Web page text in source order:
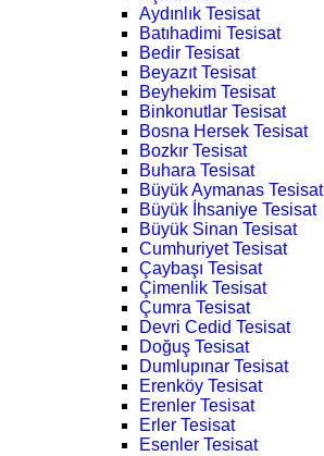
Aydınlık Tesisat
Batıhadimi Tesisat
Bedir Tesisat
Beyazıt Tesisat
Beyhekim Tesisat
Binkonutlar Tesisat
Bosna Hersek Tesisat
Bozkır Tesisat
Buhara Tesisat
Büyük Aymanas Tesisat
Büyük İhsaniye Tesisat
Büyük Sinan Tesisat
Cumhuriyet Tesisat
Çaybaşı Tesisat
Çimenlik Tesisat
Çumra Tesisat
Devri Cedid Tesisat
Doğuş Tesisat
Dumlupınar Tesisat
Erenköy Tesisat
Erenler Tesisat
Erler Tesisat
Esenler Tesisat